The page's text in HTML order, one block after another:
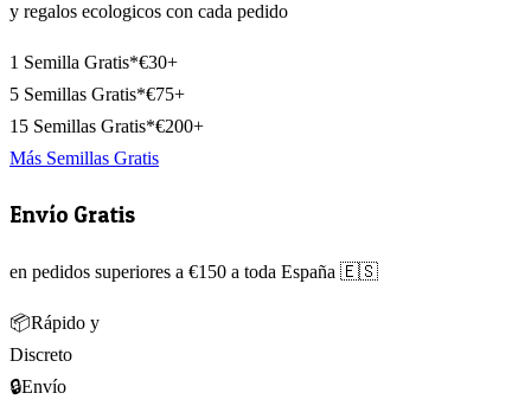
y regalos ecologicos con cada pedido
1 Semilla Gratis*€30+
5 Semillas Gratis*€75+
15 Semillas Gratis*€200+
Más Semillas Gratis
Envío Gratis
en pedidos superiores a €150 a toda España 🇪🇸
📦Rápido y
Discreto
🔒Envío